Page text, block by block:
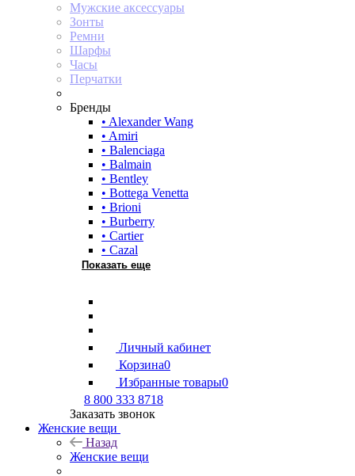
Мужские аксессуары
Зонты
Ремни
Шарфы
Часы
Перчатки
Бренды
• Alexander Wang
• Amiri
• Balenciaga
• Balmain
• Bentley
• Bottega Venetta
• Brioni
• Burberry
• Cartier
• Cazal
Показать еще
Личный кабинет
Корзина0
Избранные товары0
8 800 333 8718
Заказать звонок
Женские вещи
Назад
Женские вещи